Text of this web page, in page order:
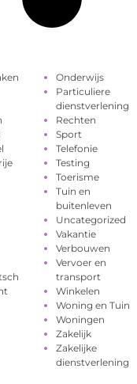
Onderwijs
Particuliere
dienstverlening
Rechten
Sport
Telefonie
Testing
Toerisme
Tuin en
buitenleven
Uncategorized
Vakantie
Verbouwen
Vervoer en
transport
Winkelen
Woning en Tuin
Woningen
Zakelijk
Zakelijke
dienstverlening